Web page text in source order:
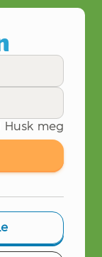
Husk meg